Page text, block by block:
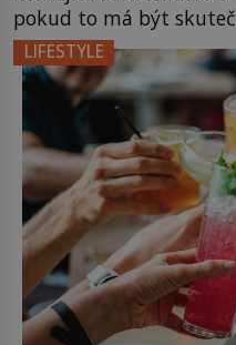
pokud to má být
místo klasické
bourbonu nepoužijete
stane? Inu, koktejl
nebude Manhattan ale
LIFESTYLE